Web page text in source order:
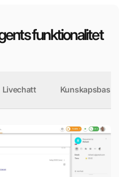
funktionalitet
Livechatt Kunskapsbas